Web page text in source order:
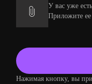
У вас уже
Приложите ее
Нажимая кнопку, вы